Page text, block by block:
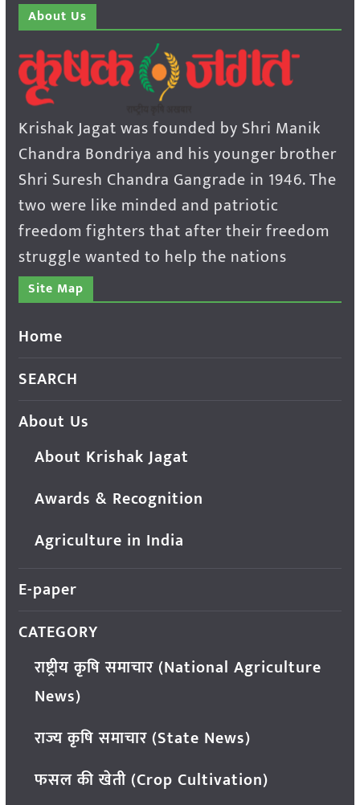
About Us
Krishak Jagat was founded by Shri Manik
Chandra Bondriya and his younger brother
Shri Suresh Chandra Gangrade in 1946. The
two were like minded and patriotic
freedom fighters that after their freedom
struggle wanted to help the nations
Site Map
Home
SEARCH
About Us
About Krishak Jagat
Awards & Recognition
Agriculture in India
E-paper
CATEGORY
राष्ट्रीय कृषि समाचार (National Agriculture
News)
राज्य कृषि समाचार (State News)
फसल की खेती (Crop Cultivation)